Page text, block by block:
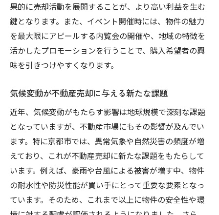
果的に売却活動を展開することが、より高い利益を生む
鍵となります。また、イベント開催時には、物件の魅力
を最大限にアピールする内覧会の開催や、地域の特徴を
活かしたプロモーションを行うことで、購入希望者の興
味を引きつけやすくなります。
気候変動が不動産売却に与える新たな課題
近年、気候変動がもたらす影響は地球規模で深刻な課題
となっていますが、不動産市場にもその影響が及んでい
ます。特に京都市では、異常気象や自然災害の頻度が増
えており、これが不動産売却に新たな課題をもたらして
います。例えば、豪雨や台風による被害が増す中、物件
の耐水性や防災性能が買い手にとって重要な要素となっ
ています。そのため、これまで以上に物件の安全性や環